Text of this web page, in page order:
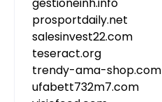
prosportdaily.net
salesinvest22.com
teseract.org
trendy-ama-shop.com
ufabett732m7.com